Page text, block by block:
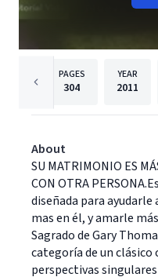
PAGES
304
YEAR
2011
About
SU MATRIMONIO ES
CON OTRA
diseñada para
mas en él, y amarle
Sagrado de Gary
categoría de un clásico
perspectivas